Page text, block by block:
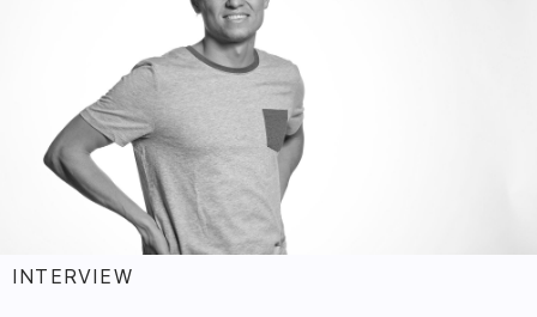
INTERVIEW: